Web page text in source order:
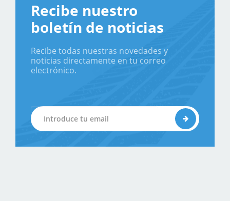
Recibe nuestro
boletín de noticias
Recibe todas nuestras novedades y
noticias directamente en tu correo
electrónico.